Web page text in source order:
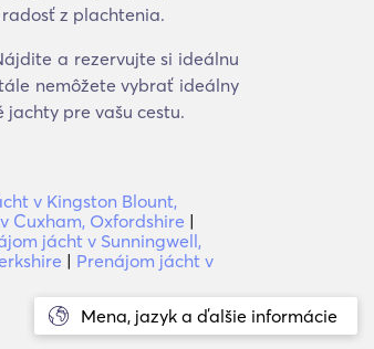
Mena, jazyk a ďalšie informácie
z plachtenia.
a rezervujte si ideálnu
nemôžete vybrať ideálny
pre vašu cestu.
v Kingston Blount,
Cuxham, Oxfordshire |
jácht v Sunningwell,
| Prenájom jácht v